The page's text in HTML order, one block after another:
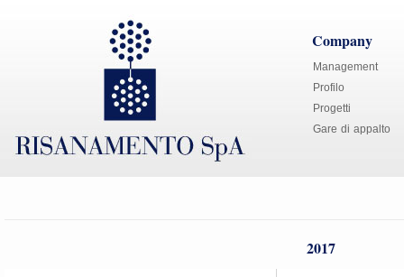
Company
Management
Profilo
Progetti
Gare di appalto
2017